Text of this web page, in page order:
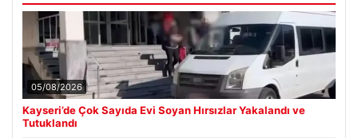
05/08/2026
Kayseri’de Çok Sayıda Evi Soyan Hırsızlar Yakalandı ve
Tutuklandı